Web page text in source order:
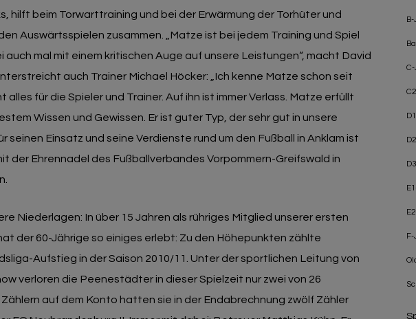
hilft beim Torwarttraining und bei der Erwärmung der Torhüter und
Auswärtsspielen zusammen. „Matze ist bei jedem Training und Spiel
auch mal mit einem kritischen Auge auf unsere Leistungen“, macht David
auch Trainer Michael Höcker: „Ich kenne Matze schon seit
alles für die Spieler und Trainer. Auf ihn ist immer Verlass. Matze erfüllt
Wissen und Gewissen. Er ist guter Typ, der sehr gut in unsere
seinen Einsatz und seine Verdienste rund um den Fußball in Anklam ist
der Ehrennadel des Fußballverbandes Vorpommern-Greifswald in
Niederlagen: In über 15 Jahren als rühriges Mitglied unserer ersten
der 60-Jährige so einiges erlebt: Zu den Höhepunkten zählte
Aufstieg in der Saison 2010/11. Unter der sportlichen Leitung von
verloren die Peenestädter in dieser Spielzeit nur zwei von 26
auf dem Konto hatten sie in der Endabrechnung zwölf Zähler